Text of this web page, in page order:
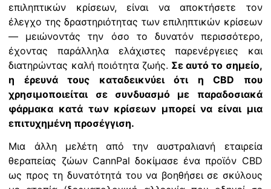
επιληπτικών κρίσεων, είναι να αποκτήσετε τον
έλεγχο της δραστηριότητας των επιληπτικών κρίσεων
— μειώνοντάς την όσο το δυνατόν περισσότερο,
έχοντας παράλληλα ελάχιστες παρενέργειες και
διατηρώντας καλή ποιότητα ζωής. Σε αυτό το σημείο,
η έρευνά τους καταδεικνύει ότι η CBD που
χρησιμοποιείται σε συνδυασμό με παραδοσιακά
φάρμακα κατά των κρίσεων μπορεί να είναι μια
επιτυχημένη προσέγγιση.
Μια άλλη μελέτη από την αυστραλιανή εταιρεία
θεραπείας ζώων CannPal δοκίμασε ένα προϊόν CBD
ως προς τη δυνατότητά του να βοηθήσει σε σκύλους